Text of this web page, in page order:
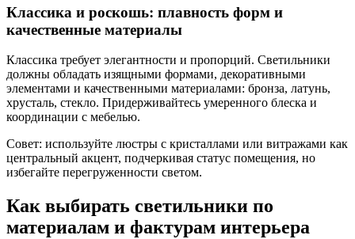
Классика и роскошь: плавность форм и
качественные материалы
Классика требует элегантности и пропорций. Светильники
должны обладать изящными формами, декоративными
элементами и качественными материалами: бронза, латунь,
хрусталь, стекло. Придерживайтесь умеренного блеска и
координации с мебелью.
Совет: используйте люстры с кристаллами или витражами как
центральный акцент, подчеркивая статус помещения, но
избегайте перегруженности светом.
Как выбирать светильники по
материалам и фактурам интерьера